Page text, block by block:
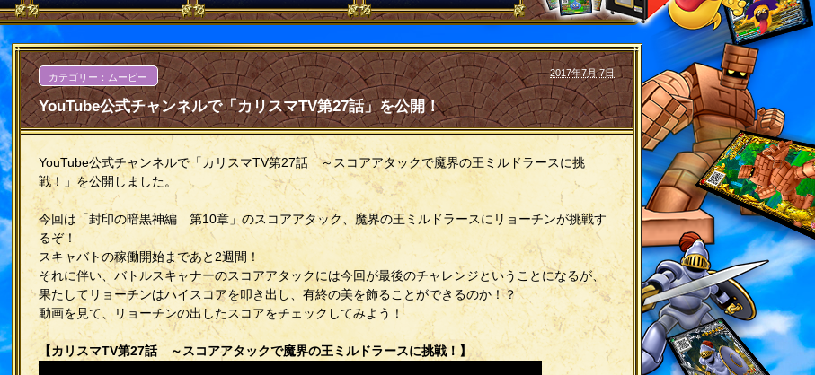
カテゴリー：ムービー 2017年7月 7日
YouTube公式チャンネルで「カリスマTV第27話」を公開！
YouTube公式チャンネルで「カリスマTV第27話 ～スコアアタックで魔界の王ミルドラースに挑
戦！」を公開しました。
今回は「封印の暗黒神編 第10章」のスコアアタック、魔界の王ミルドラースにリョーチンが挑戦す
るぞ！
スキャバトの稼働開始まであと2週間！
それに伴い、バトルスキャナーのスコアアタックには今回が最後のチャレンジということになるが、
果たしてリョーチンはハイスコアを叩き出し、有終の美を飾ることができるのか！？
動画を見て、リョーチンの出したスコアをチェックしてみよう！
【カリスマTV第27話 ～スコアアタックで魔界の王ミルドラースに挑戦！】